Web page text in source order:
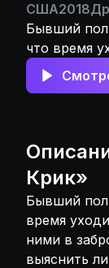
США2018
Бывший
что время
запирается
допросов в
Крик»
Бывший
время
ними в
выяснить